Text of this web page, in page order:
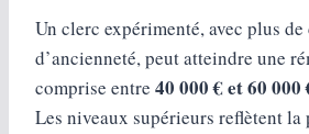
Un clerc expérimenté, avec plus de
d’ancienneté, peut atteindre une
comprise entre 40 000 € et 60
Les niveaux supérieurs reflètent la